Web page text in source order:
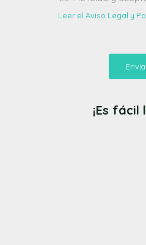
Leer el Aviso Legal y
¡Es fácil